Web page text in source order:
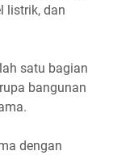
listrik, dan
satu bagian
bangunan
dengan